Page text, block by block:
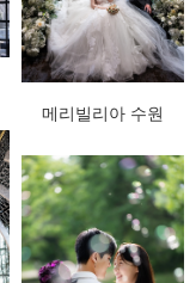
메리빌리아 수원